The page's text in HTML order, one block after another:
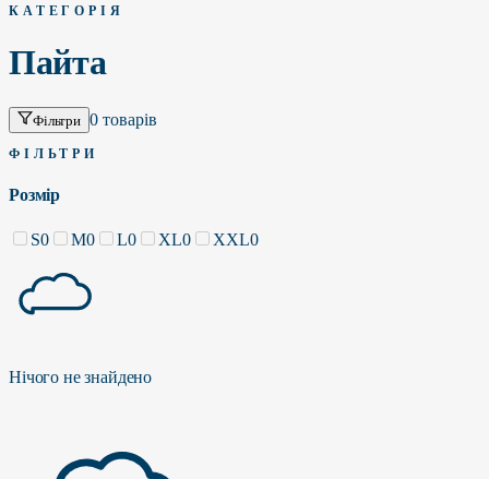
КАТЕГОРІЯ
Пайта
Фільтри 0 товарів
ФІЛЬТРИ
Розмір
S0 M0 L0 XL0 XXL0
Нічого не знайдено